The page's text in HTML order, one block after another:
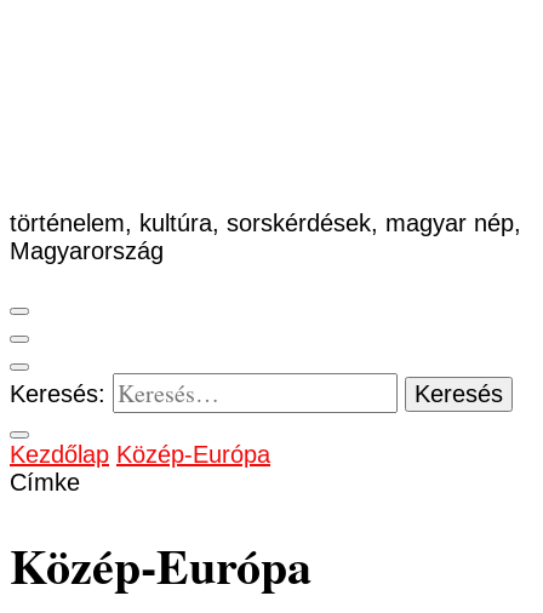
történelem, kultúra, sorskérdések, magyar nép,
Magyarország
Keresés:
Kezdőlap Közép-Európa
Címke
Közép-Európa